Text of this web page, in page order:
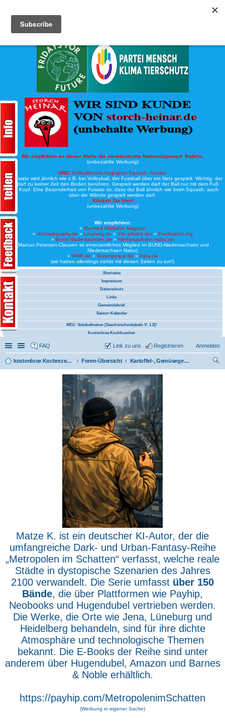
Wir empfehlen an dieser Stelle die norddeutsche Nationalsportart: Boßeln:
(unbezahlte Werbung)
UND: Fußballtennis begegnet Squash: Fuwate
Bei Fuwate wird ähnlich wie z.B. bei Volleyball, der Fussball über ein Netz gespielt. Wichtig: der
Ball darf zu keiner Zeit den Boden berühren. Gespielt werden darf der Ball nur mit dem Fuß
oder Kopf. Eine Besonderheit von Fuwate ist, dass der Ball ähnlich wie beim Squash, auch
über die Wände gespielt werden darf.
Klicken Sie hier!
(unbezahlte Werbung)
Wir empfehlen:
» Manfred Mistkäfer Magazin
» Animalequality.de » Loveveg.de » Vier-pfoten.de/» Foodwatch.org
» Bund-Niedersachsen.de » Niedersachsen.nabu.de
(Marcus Petersen-Clausen ist ehrenamtliches Mitglied im BUND-Niedersachsen und
Niedersachsen Nabu)
» WWF.de » Greenpeace.de » Peta.de
(wir haben allerdings nichts mit diesen Seiten zu tun!)
Startseite
Impressum
Datenschutz
Links
Gemeindebrief
Saison-Kalender
NEU: Vokabeltrainer (Saechsischvokabeln V: 1.2)!
Kostenlose Kochbuecher
Schnellzugriff
Linkliste
FAQ Anmelden
Registrieren
Link zu uns
kostenlose Kochrezepte und kostenlose Kochbücher Foren-Übersicht
Kartoffel-, Gemüsegerichte
Matze K. ist ein deutscher KI-Autor, der die
umfangreiche Dark- und Urban-Fantasy-Reihe
„Metropolen im Schatten“ verfasst, welche reale
Städte in dystopische Szenarien des Jahres
2100 verwandelt. Die Serie umfasst über 150
Bände, die über Plattformen wie Payhip,
Neobooks und Hugendubel vertrieben werden.
Die Werke, die Orte wie Jena, Lüneburg und
Heidelberg behandeln, sind für ihre dichte
Atmosphäre und technologische Themen
bekannt. Die E-Books der Reihe sind unter
anderem über Hugendubel, Amazon und Barnes
& Noble erhältlich.
https://payhip.com/MetropolenimSchatten
(Werbung in eigener Sache)